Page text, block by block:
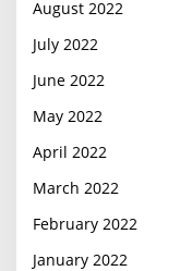
August 2022
July 2022
June 2022
May 2022
April 2022
March 2022
February 2022
January 2022